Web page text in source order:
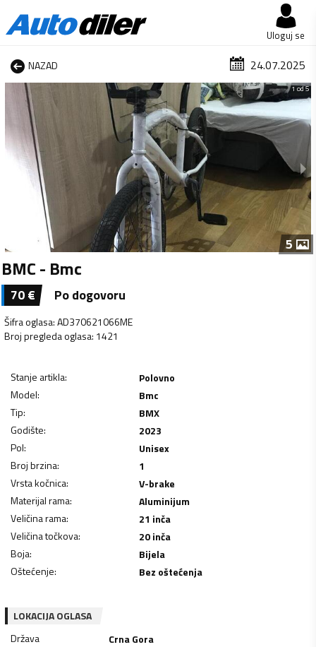
Uloguj se
NAZAD 24.07.2025
1 od 5
5
BMC - Bmc
70€ Po dogovoru
Šifra oglasa:AD370621066ME
Broj pregleda oglasa: 1421
Stanje artikla:
Polovno
Model:
Bmc
Tip:
BMX
Godište:
2023
Pol:
Unisex
Broj brzina:
1
Vrsta kočnica:
V-brake
Materijal rama:
Aluminijum
Veličina rama:
21 inča
Veličina točkova:
20 inča
Boja:
Bijela
Oštećenje: Bez oštećenja
LOKACIJA OGLASA
Država
Crna Gora